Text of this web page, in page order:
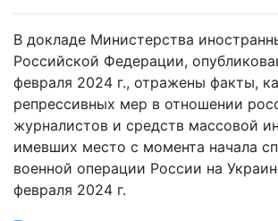
В докладе Министерства
Российской Федерации,
февраля 2024 г., отражены факты,
репрессивных мер в отношении
журналистов и средств массовой
имевших место с момента начала
военной операции России на
февраля 2024 г.